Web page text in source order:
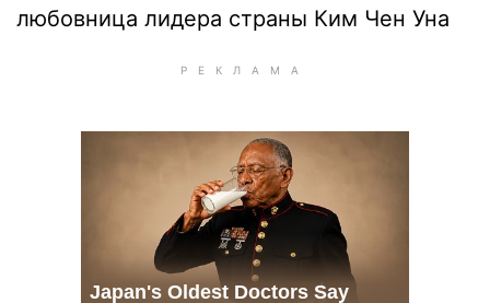
любовница лидера страны Ким Чен Уна